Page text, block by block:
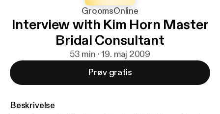
GroomsOnline
Interview with Kim Horn Master
Bridal Consultant
53 min · 19. maj 2009
Prøv gratis
Beskrivelse